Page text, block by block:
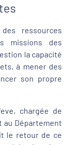
ressources
missions des
la capacité
à mener des
son propre
chargée de
au Département
le retour de ce